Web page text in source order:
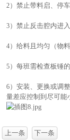
2）禁止带料启、停车
3）禁止反击腔内进
4）给料且均匀（物
5）每班需检查板锤
6）安装、更换或调
量差应控制到尽可能
上一条 下一条